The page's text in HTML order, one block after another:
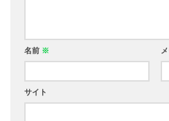
名前 ※
サイト